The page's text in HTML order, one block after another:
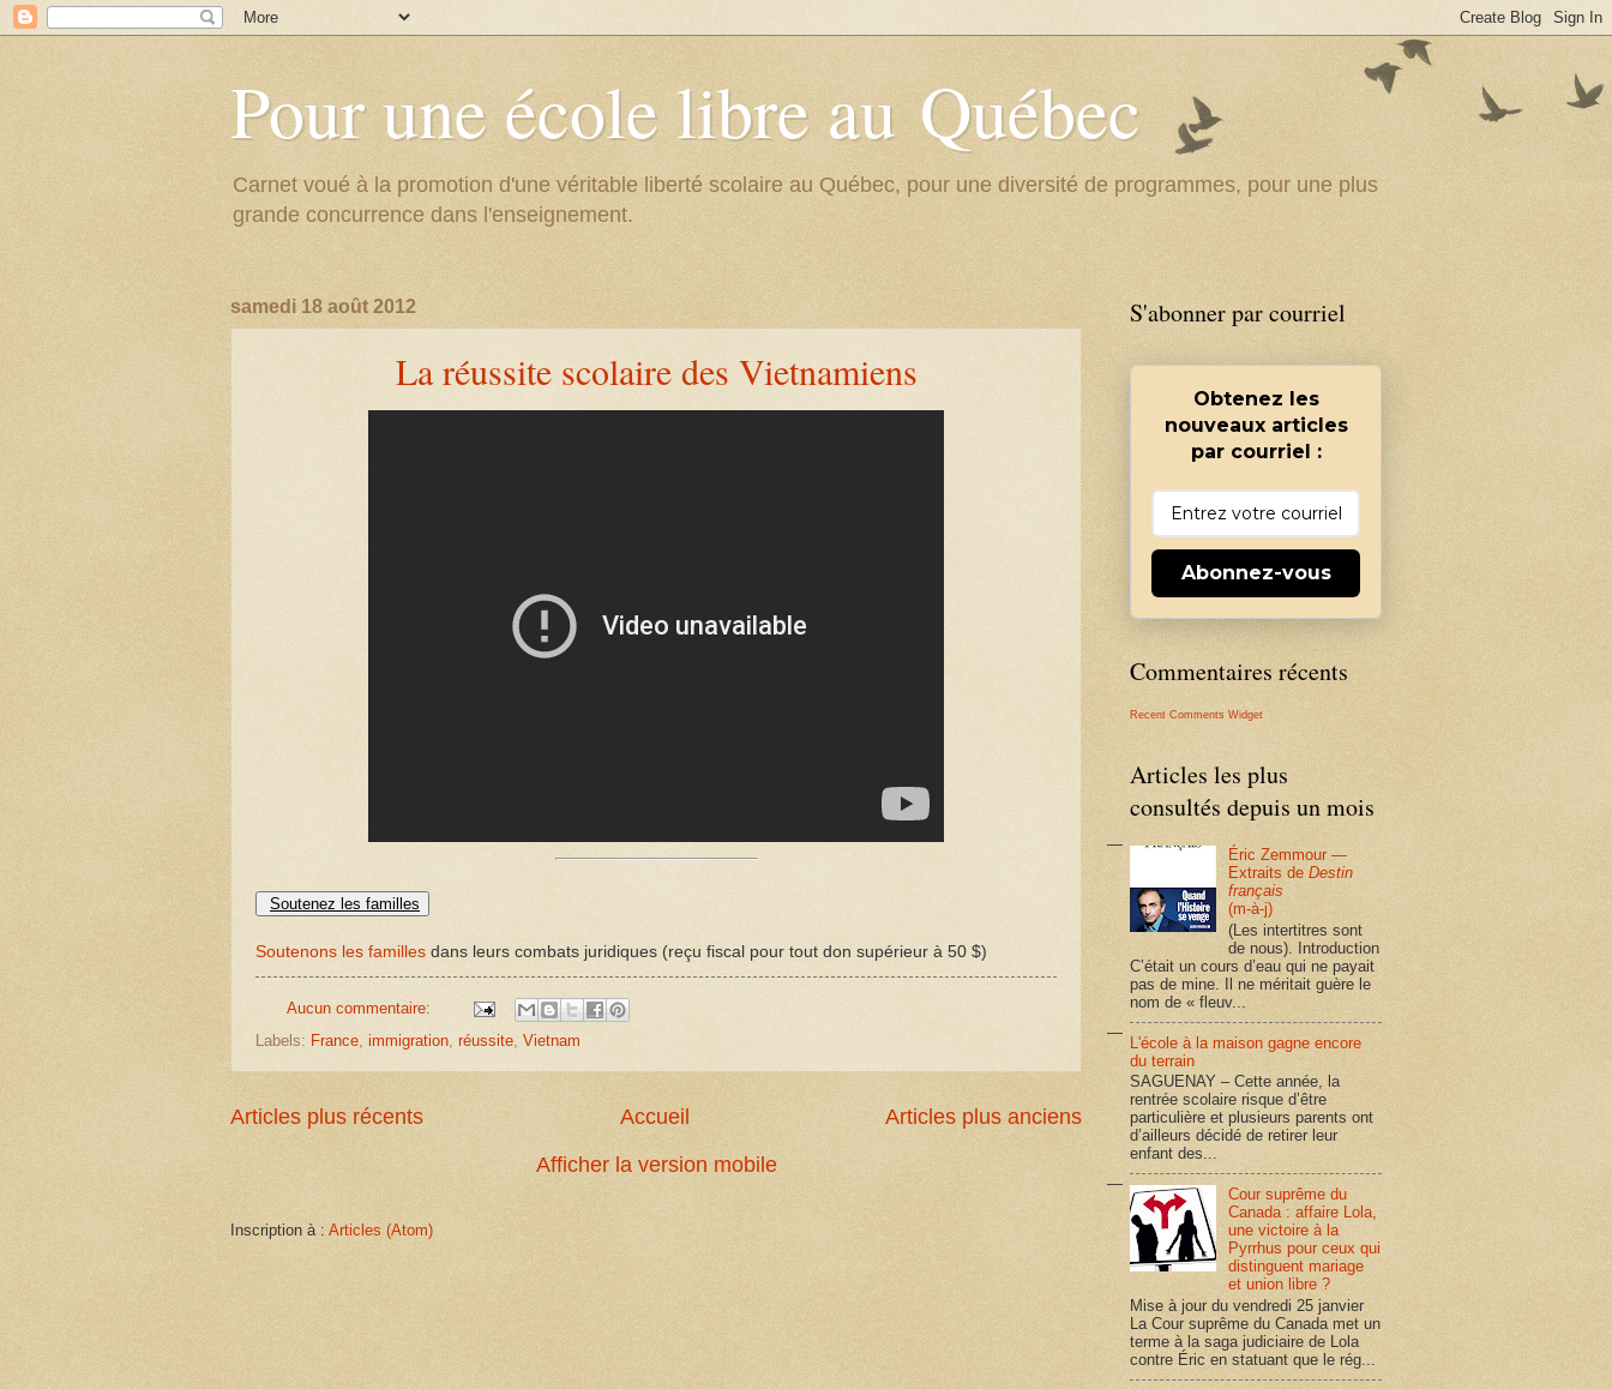
Pour une école libre au Québec
Carnet voué à la promotion d'une véritable liberté scolaire au Québec, pour une diversité de programmes, pour une plus
grande concurrence dans l'enseignement.
samedi 18 août 2012
La réussite scolaire des Vietnamiens
Soutenez les familles
Soutenons les familles dans leurs combats juridiques (reçu fiscal pour tout don supérieur à 50 $)
Aucun commentaire:
Labels: France immigration réussite Vietnam
Articles plus récents Articles plus anciens
Accueil
Afficher la version mobile
Inscription à : Articles (Atom)
S'abonner par courriel
Obtenez les
nouveaux articles
par courriel :
Abonnez-vous
Commentaires récents
Recent Comments Widget
Articles les plus
consultés depuis un mois
Éric Zemmour —
Extraits deDestin
français
(m-à-j)
(Les intertitres sont
de nous). Introduction
C’était un cours d’eau qui ne payait
pas de mine. Il ne méritait guère le
nom de « fleuv...
L'école à la maison gagne encore
du terrain
SAGUENAY – Cette année, la
rentrée scolaire risque d’être
particulière et plusieurs parents ont
d’ailleurs décidé de retirer leur
enfant des...
Cour suprême du
Canada : affaire Lola,
une victoire à la
Pyrrhus pour ceux qui
distinguent mariage
et union libre ?
Mise à jour du vendredi 25 janvier
La Cour suprême du Canada met un
terme à la saga judiciaire de Lola
contre Éric en statuant que le rég...